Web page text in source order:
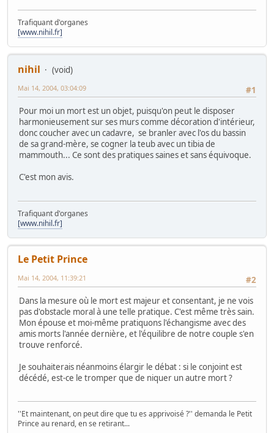
Trafiquant d'organes
[www.nihil.fr]
nihil
(void)
#1
Mai 14, 2004, 03:04:09
Pour moi un mort est un objet, puisqu'on peut le disposer
harmonieusement sur ses murs comme décoration d'intérieur,
donc coucher avec un cadavre, se branler avec l'os du bassin
de sa grand-mère, se cogner la teub avec un tibia de
mammouth... Ce sont des pratiques saines et sans équivoque.
C'est mon avis.
Trafiquant d'organes
[www.nihil.fr]
Le Petit Prince
#2
Mai 14, 2004, 11:39:21
Dans la mesure où le mort est majeur et consentant, je ne vois
pas d'obstacle moral à une telle pratique. C'est même très sain.
Mon épouse et moi-même pratiquons l'échangisme avec des
amis morts l'année dernière, et l'équilibre de notre couple s'en
trouve renforcé.
Je souhaiterais néanmoins élargir le débat : si le conjoint est
décédé, est-ce le tromper que de niquer un autre mort ?
''Et maintenant, on peut dire que tu es apprivoisé ?'' demanda le Petit
Prince au renard, en se retirant...